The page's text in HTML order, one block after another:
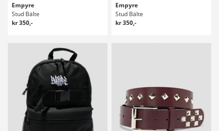
Empyre
Stud Bälte
kr 350,-
Empyre
Stud Bälte
kr 350,-